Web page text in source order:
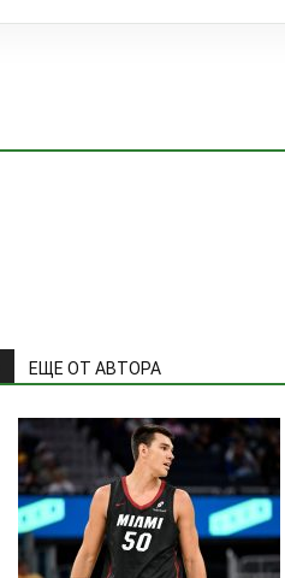
ЕЩЕ ОТ АВТОРА